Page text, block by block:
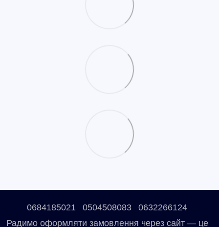
0684185021 0504508083
0632266124
Радимо оформляти замовлення через сайт — це